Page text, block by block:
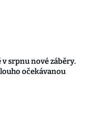
v srpnu nové záběry.
očekávanou